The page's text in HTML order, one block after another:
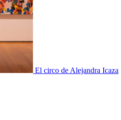
El circo de Alejandra Icaza